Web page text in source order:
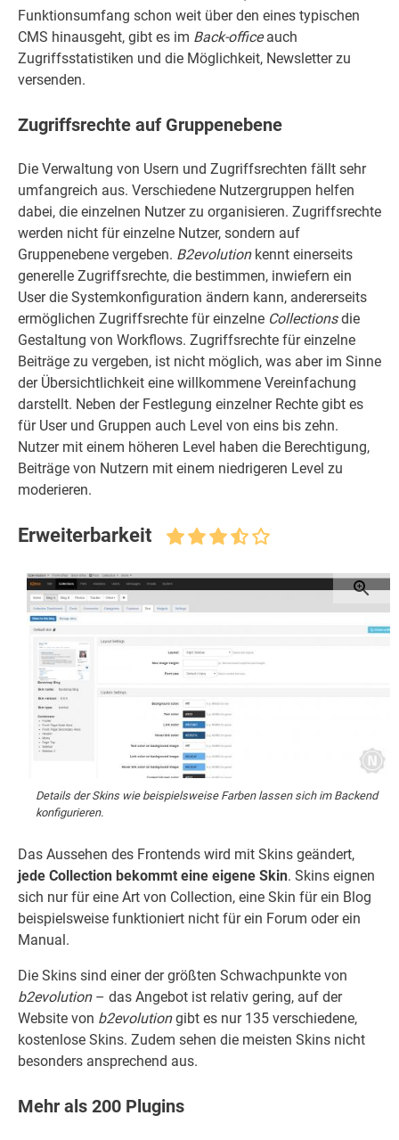
Funktionsumfang schon weit über den eines typischen
CMS hinausgeht, gibt es im Back-officeauch
Zugriffsstatistiken und die Möglichkeit, Newsletter zu
versenden.
Zugriffsrechte auf Gruppenebene
Die Verwaltung von Usern und Zugriffsrechten fällt sehr
umfangreich aus. Verschiedene Nutzergruppen helfen
dabei, die einzelnen Nutzer zu organisieren. Zugriffsrechte
werden nicht für einzelne Nutzer, sondern auf
Gruppenebene vergeben. B2evolutionkennt einerseits
generelle Zugriffsrechte, die bestimmen, inwiefern ein
User die Systemkonfiguration ändern kann, andererseits
ermöglichen Zugriffsrechte für einzelne Collectionsdie
Gestaltung von Workflows. Zugriffsrechte für einzelne
Beiträge zu vergeben, ist nicht möglich, was aber im Sinne
der Übersichtlichkeit eine willkommene Vereinfachung
darstellt. Neben der Festlegung einzelner Rechte gibt es
für User und Gruppen auch Level von eins bis zehn.
Nutzer mit einem höheren Level haben die Berechtigung,
Beiträge von Nutzern mit einem niedrigeren Level zu
moderieren.
Erweiterbarkeit
Details der Skins wie beispielsweise Farben lassen sich im Backend
konfigurieren.
Das Aussehen des Frontends wird mit Skins geändert,
jede Collection bekommt eine eigene Skin. Skins eignen
sich nur für eine Art von Collection, eine Skin für ein Blog
beispielsweise funktioniert nicht für ein Forum oder ein
Manual.
Die Skins sind einer der größten Schwachpunkte von
b2evolution– das Angebot ist relativ gering, auf der
Website von b2evolutiongibt es nur 135 verschiedene,
kostenlose Skins. Zudem sehen die meisten Skins nicht
besonders ansprechend aus.
Mehr als 200 Plugins